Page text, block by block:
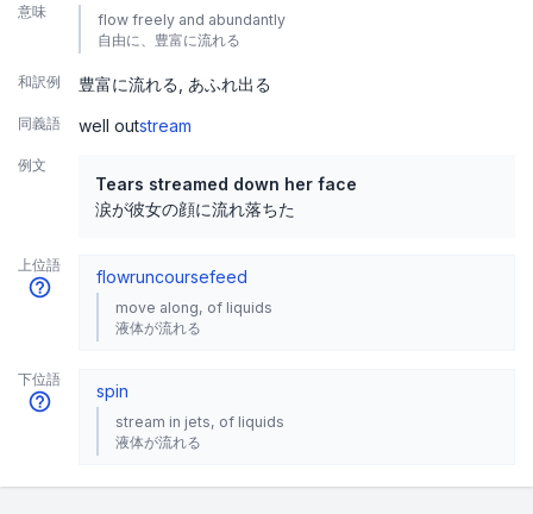
意味
flow freely and abundantly
自由に、豊富に流れる
和訳例 豊富に流れる あふれ出る
同義語 well outstream
例文
Tears streamed down her face
涙が彼女の顔に流れ落ちた
上位語
flowruncoursefeed
move along, of liquids
液体が流れる
下位語
spin
stream in jets, of liquids
液体が流れる